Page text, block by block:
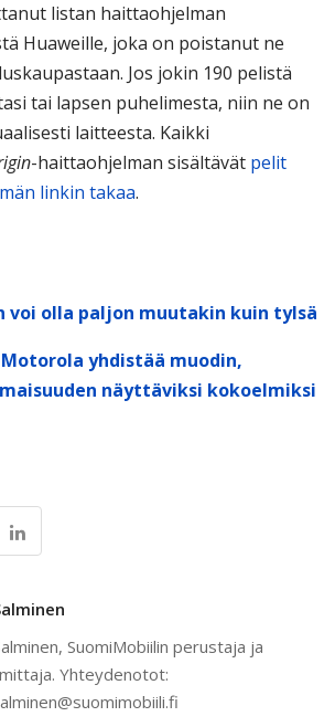
listan haittaohjelman
Huaweille, joka on poistanut ne
Jos jokin 190 pelistä
tai lapsen puhelimesta, niin ne on
laitteesta. Kaikki
-haittaohjelman sisältävät pelit
linkin takaa.
voi olla paljon muutakin kuin tylsä
yhdistää muodin,
näyttäviksi kokoelmiksi
SuomiMobiilin perustaja ja
Yhteydenotot: